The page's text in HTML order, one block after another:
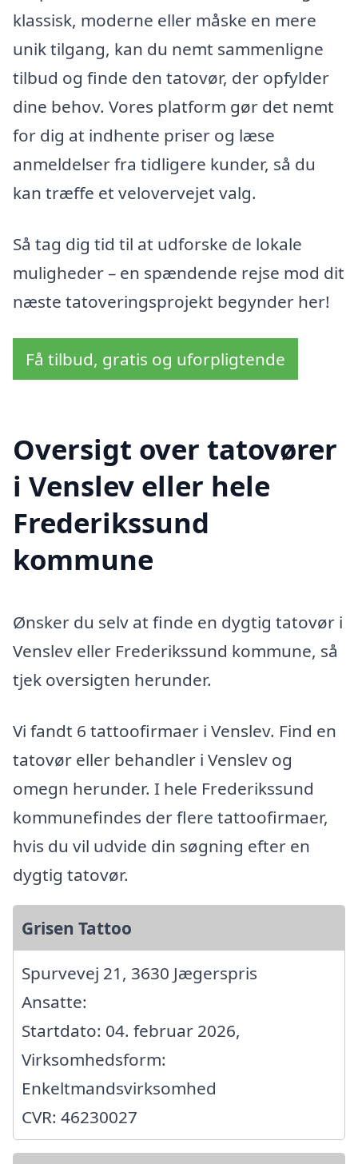
klassisk, moderne eller måske en mere
unik tilgang, kan du nemt sammenligne
tilbud og finde den tatovør, der opfylder
dine behov. Vores platform gør det nemt
for dig at indhente priser og læse
anmeldelser fra tidligere kunder, så du
kan træffe et velovervejet valg.
Så tag dig tid til at udforske de lokale
muligheder – en spændende rejse mod dit
næste tatoveringsprojekt begynder her!
Få tilbud, gratis og uforpligtende
Oversigt over tatovører
i Venslev eller hele
Frederikssund
kommune
Ønsker du selv at finde en dygtig tatovør i
Venslev eller Frederikssund kommune, så
tjek oversigten herunder.
Vi fandt 6 tattoofirmaer i Venslev. Find en
tatovør eller behandler i Venslev og
omegn herunder. I hele Frederikssund
kommunefindes der flere tattoofirmaer,
hvis du vil udvide din søgning efter en
dygtig tatovør.
Grisen Tattoo
Spurvevej 21, 3630 Jægerspris
Ansatte:
Startdato: 04. februar 2026,
Virksomhedsform:
Enkeltmandsvirksomhed
CVR: 46230027